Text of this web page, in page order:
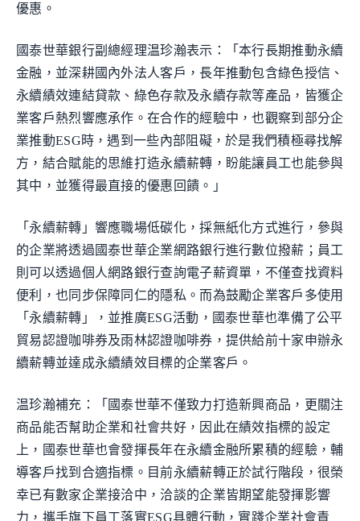
優惠。
國泰世華銀行副總經理温珍瀚表示：「本行長期推動永續
金融，並深耕國內外法人客戶，長年推動包含綠色授信、
永續績效連結貸款、綠色存款及永續存款等產品，皆獲企
業客戶熱烈響應承作。在合作的經驗中，也觀察到部分企
業推動ESG時，遇到一些內部阻礙，於是我們積極尋找解
方，結合賦能的思維打造永續薪轉，盼能讓員工也能參與
其中，並獲得最直接的優惠回饋。」
「永續薪轉」響應職場低碳化，採無紙化方式進行，參與
的企業將透過國泰世華企業網路銀行進行數位撥薪；員工
則可以透過個人網路銀行查詢電子薪資單，不僅查找資料
便利，也同步保障同仁的隱私。而為鼓勵企業客戶多使用
「永續薪轉」，並推廣ESG活動，國泰世華也準備了公平
貿易認證咖啡券及雨林認證咖啡券，提供給前十家申辦永
續薪轉並達成永續績效目標的企業客戶。
温珍瀚補充：「國泰世華不僅致力打造新興商品，更關注
商品能否幫助企業和社會共好，因此在績效指標的設定
上，國泰世華也會發揮長年在永續金融所累積的經驗，輔
導客戶找到合適指標。目前永續薪轉正於試行階段，很榮
幸已有數家企業接洽中，洽談的企業皆期望能發揮影響
力，攜手旗下員工落實ESG具體行動，實踐企業社會責